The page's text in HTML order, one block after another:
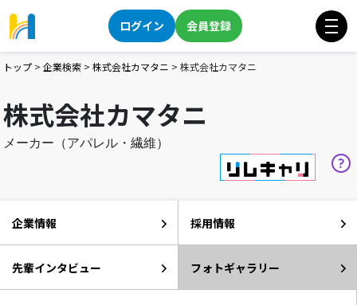
ログイン 会員登録
トップ > 企業検索 > 株式会社カマタニ > 株式会社カマタニ
株式会社カマタニ
メーカー（アパレル・繊維）
企業情報 採用情報
先輩インタビュー フォトギャラリー